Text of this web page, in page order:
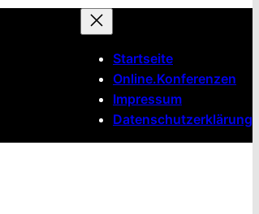
Startseite
Online.Konferenzen
Impressum
Datenschutzerklärung